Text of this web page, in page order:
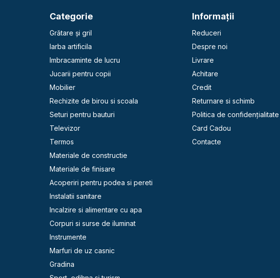
Categorie
Grătare și gril
Iarba artificila
Imbracaminte de lucru
Jucarii pentru copii
Mobilier
Rechizite de birou si scoala
Seturi pentru bauturi
Televizor
Termos
Materiale de constructie
Materiale de finisare
Acoperiri pentru podea si pereti
Instalatii sanitare
Incalzire si alimentare cu apa
Corpuri si surse de iluminat
Instrumente
Marfuri de uz casnic
Gradina
Informaţii
Reduceri
Despre noi
Livrare
Achitare
Credit
Returnare si schimb
Politica de confidențialitate
Card Cadou
Contacte